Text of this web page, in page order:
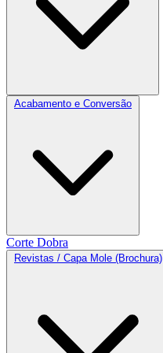
Acabamento e Conversão
Corte Dobra
Revistas / Capa Mole (Brochura)